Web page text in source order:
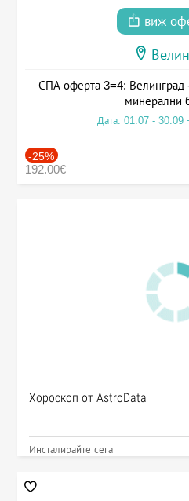
виж
СПА оферта 3=4: Велинград
минерални
Дата: 01.07 - 30.09
-25%
192.00€
Хороскоп от AstroData
Инсталирайте сега